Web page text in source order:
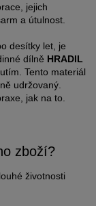
jejich
a útulnost.
desítky let, je
dílně HRADIL
Tento materiál
udržovaný.
jak na to.
zboží?
životnosti